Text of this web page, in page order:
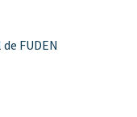
FUDEN